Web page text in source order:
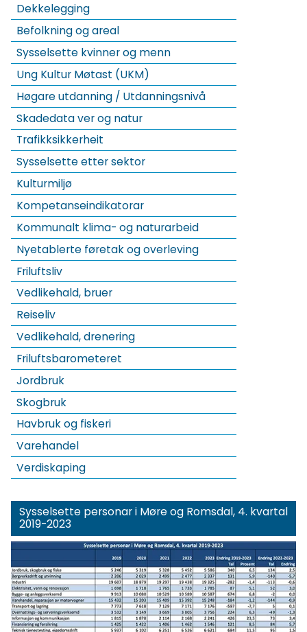
Dekkelegging
Befolkning og areal
Sysselsette kvinner og menn
Ung Kultur Møtast (UKM)
Høgare utdanning / Utdanningsnivå
Skadedata ver og natur
Trafikksikkerheit
Sysselsette etter sektor
Kulturmiljø
Kompetanseindikatorar
Kommunalt klima- og naturarbeid
Nyetablerte føretak og overleving
Friluftsliv
Vedlikehald, bruer
Reiseliv
Vedlikehald, drenering
Friluftsbarometeret
Jordbruk
Skogbruk
Havbruk og fiskeri
Varehandel
Verdiskaping
Sysselsette personar i Møre og Romsdal, 4. kvartal
2019-2023
Klikk for
forhåndsvisning